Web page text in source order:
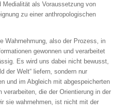
Medialität als Voraussetzung von
zu einer anthropologischen
Wahrnehmung, also der Prozess, in
gewonnen und verarbeitet
Es wird uns dabei nicht bewusst,
der Welt“ liefern, sondern nur
und im Abgleich mit abgespeicherten
verarbeiten, die der Orientierung in der
sie wahrnehmen, ist nicht mit der